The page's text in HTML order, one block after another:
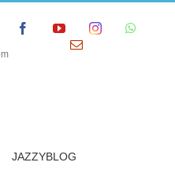
FacebookYouTubeInstagram
Correo
JAZZYBLOG